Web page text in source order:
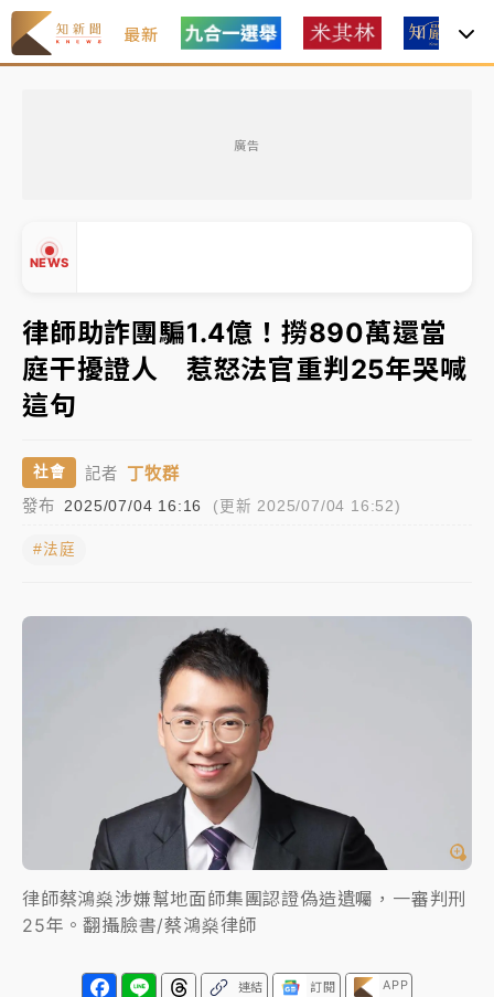
最新
廣告
NEWS
中信慈善基金會想增加董事人數！辜仲諒向法院聲請遭
駁 理由曝光
故宮《龍藏經》特展第2檔！今線上預約開賣一度塞車
周六起展出延長至晚上7時
台東農業處長涉圖利渡假村！東檢抗告成功 今重開羈
押庭
父親節泡湯了！中颱白海豚雨彈轟3天 「紅到發紫」降
雨熱區曝
女律師陳昱瑄詐慈濟10億！黃金158kg遭查扣畫面曝光
旅局回應了
中信慈善基金會想增加董事人數！辜仲諒向法院聲請遭
故宮《龍藏經》特展第2檔！今線上預約開賣一度塞車
周六起展出延長至晚上7時
台東農業處長涉圖利渡假村！東檢抗告成功 今重開羈
雨熱區曝
▼
律師助詐團騙1.4億！撈890萬還當
庭干擾證人 惹怒法官重判25年哭喊
這句
社會 記者 丁牧群
發布 2025/07/04 16:16 (更新 2025/07/04 16:52)
#法庭
律師蔡鴻燊涉嫌幫地面師集團認證偽造遺囑，一審判刑
25年。翻攝臉書/蔡鴻燊律師
連結 訂閱 APP